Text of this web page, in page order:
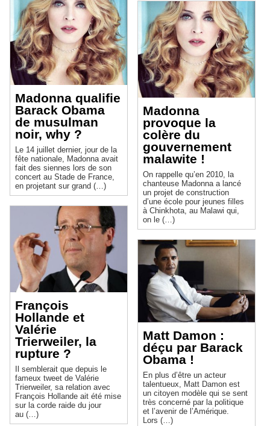
Madonna qualifie
Barack Obama
de musulman
noir, why ?
Le 14 juillet dernier, jour de la
fête nationale, Madonna avait
fait des siennes lors de son
concert au Stade de France,
en projetant sur grand (…)
François
Hollande et
Valérie
Trierweiler, la
rupture ?
Il semblerait que depuis le
fameux tweet de Valérie
Trierweiler, sa relation avec
François Hollande ait été mise
sur la corde raide du jour
au (…)
Madonna
provoque la
colère du
gouvernement
malawite !
On rappelle qu’en 2010, la
chanteuse Madonna a lancé
un projet de construction
d’une école pour jeunes filles
à Chinkhota, au Malawi qui,
on le (…)
Matt Damon :
déçu par Barack
Obama !
En plus d’être un acteur
talentueux, Matt Damon est
un citoyen modèle qui se sent
très concerné par la politique
et l’avenir de l’Amérique.
Lors (…)